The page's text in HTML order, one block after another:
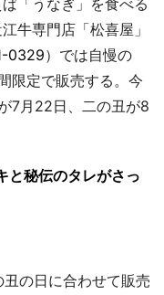
牛専門店「松喜屋」
0329）では自慢の
限定で販売する。今
7月22日、二の丑が8
と秘伝のタレがさっ
の日に合わせて販売